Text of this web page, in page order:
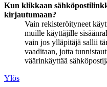
Kun klikkaan
kirjautumaan?
Vain rekisteröityneet
muille käyttäjille
vain jos ylläpitäjä sallii
vaaditaan, jotta
väärinkäyttää
Ylös